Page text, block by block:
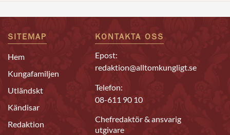
SITEMAP
Hem
Kungafamiljen
Utländskt
Kändisar
Redaktion
KONTAKTA OSS
Epost:
redaktion@alltomkungligt.se
Telefon:
08-611 90 10
Chefredaktör & ansvarig
utgivare